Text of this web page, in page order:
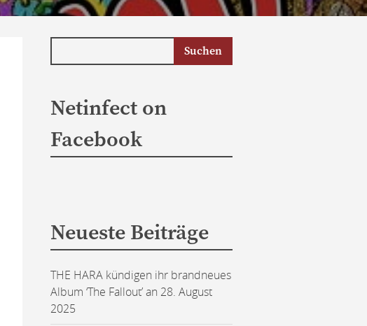
Netinfect on
Facebook
Neueste Beiträge
THE HARA kündigen ihr brandneues
Album ‘The Fallout’ an 28. August
2025